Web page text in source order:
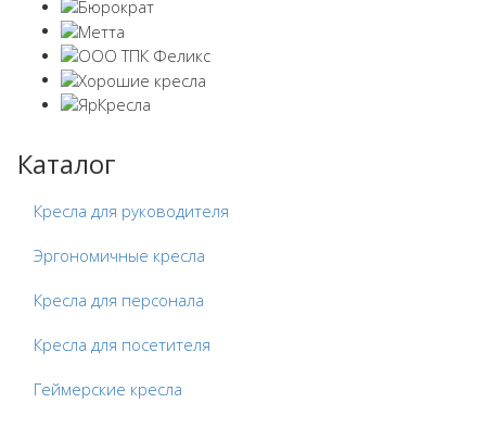
Каталог
Кресла для руководителя
Эргономичные кресла
Кресла для персонала
Кресла для посетителя
Геймерские кресла